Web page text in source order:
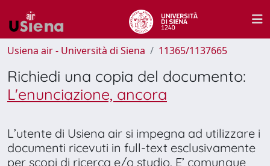
Usiena air - Università di Siena 11365/1137665
Richiedi una copia del documento:
L'enunciazione, ancora
L’utente di Usiena air si impegna ad utilizzare i
documenti ricevuti in full-text esclusivamente
per scopi di ricerca e/o studio. E’ comunque